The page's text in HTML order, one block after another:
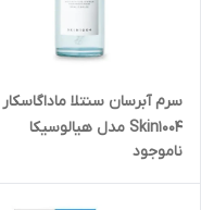
سرم آبرسان سنتلا ماداگاسکار
Skin1004 مدل هیالوسیکا
ناموجود